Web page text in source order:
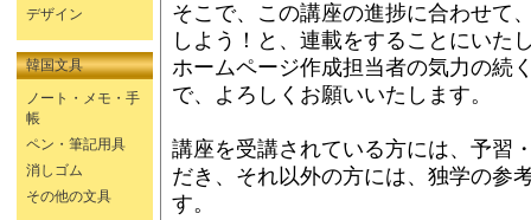
デザイン
韓国文具
ノート・メモ・手
帳
ペン・筆記用具
消しゴム
その他の文具
そこで、この講座の進捗に合わせて
しよう！と、連載をすることにいた
ホームページ作成担当者の気力の続
で、よろしくお願いいたします。
講座を受講されている方には、予習
だき、それ以外の方には、独学の参
す。